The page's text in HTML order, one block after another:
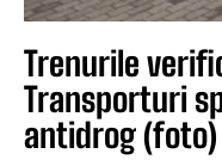
Trenurile
Transporturi
antidrog (foto)